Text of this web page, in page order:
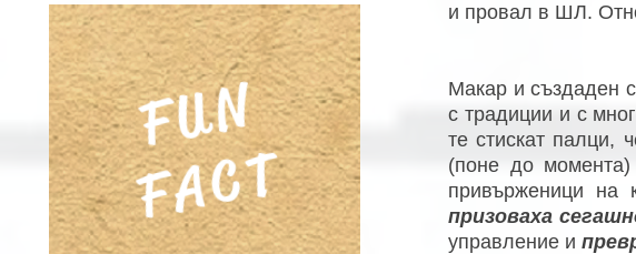
и провал в ШЛ.
Макар и създаден
с традиции и с
те стискат палци,
(поне до момента)
привърженици на
призоваха
управление и
FUN
FACT